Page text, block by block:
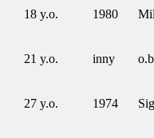
18 y.o. 1980
21 y.o. inny
27 y.o. 1974